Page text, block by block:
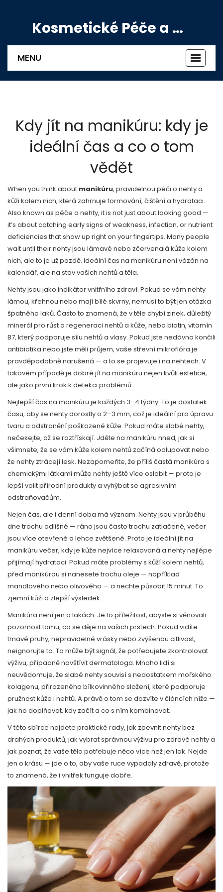
Kosmetické Péče a Výživové Doplňky
MENU
Kdy jít na manikúru: kdy je
ideální čas a co o tom
vědět
When you think about manikúru, pravidelnou péči o nehty a
kůži kolem nich, která zahrnuje formování, čištění a hydrataci.
Also known as péče o nehty, it is not just about looking good —
it’s about catching early signs of weakness, infection, or nutrient
deficiencies that show up right on your fingertips. Many people
wait until their nehty jsou lámavé nebo zčervenalá kůže kolem
nich, ale to je už pozdě. Ideální čas na manikúru není vázán na
kalendář, ale na stav vašich nehtů a těla.
Nehty jsou jako indikátor vnitřního zdraví. Pokud se vám nehty
lámou, křehnou nebo mají bílé skvrny, nemusí to být jen otázka
špatného laků. Často to znamená, že v těle chybí zinek, důležitý
minerál pro růst a regeneraci nehtů a kůže, nebo biotin, vitamín
B7, který podporuje sílu nehtů a vlasy. Pokud jste nedávno končili
antibiotika nebo jste měli průjem, vaše střevní mikroflóra je
pravděpodobně narušená — a to se projevuje i na nehtech. V
takovém případě je dobré jít na manikúru nejen kvůli estetice,
ale jako první krok k detekci problémů.
Nejlepší čas na manikúru je každých 3–4 týdny. To je dostatek
času, aby se nehty dorostly o 2–3 mm, což je ideální pro úpravu
tvaru a odstranění poškozené kůže. Pokud máte slabé nehty,
nečekejte, až se roztřískají. Jděte na manikúru hned, jak si
všimnete, že se vám kůže kolem nehtů začíná odlupovat nebo
že nehty ztrácejí lesk. Nezapomeňte, že příliš častá manikúra s
chemickými látkami může nehty ještě více oslabit — proto je
lepší volit přírodní produkty a vyhýbat se agresivním
odstraňovačům.
Nejen čas, ale i denní doba má význam. Nehty jsou v průběhu
dne trochu odlišné — ráno jsou často trochu zatlačené, večer
jsou více otevřené a lehce zvětšené. Proto je ideální jít na
manikúru večer, kdy je kůže nejvíce relaxovaná a nehty nejlépe
přijímají hydrataci. Pokud máte problémy s kůží kolem nehtů,
před manikúrou si nanesete trochu oleje — například
mandlového nebo olivového — a nechte působit 15 minut. To
zjemní kůži a zlepší výsledek.
Manikúra není jen o lakách. Je to příležitost, abyste si věnovali
pozornost tomu, co se děje na vašich prstech. Pokud vidíte
tmavé pruhy, nepravidelné vrásky nebo zvýšenou citlivost,
neignorujte to. To může být signál, že potřebujete zkontrolovat
výživu, případně navštívit dermatologa. Mnoho lidí si
neuvědomuje, že slabé nehty souvisí s nedostatkem mořského
kolagenu, přirozeného bílkovinného složení, které podporuje
pružnost kůže i nehtů. A právě o tom se dozvíte v článcích níže —
jak ho doplňovat, kdy začít a co s ním kombinovat.
V této sbírce najdete praktické rady, jak zpevnit nehty bez
drahých produktů, jak vybrat správnou výživu pro zdravé nehty a
jak poznat, že vaše tělo potřebuje něco více než jen lak. Nejde
jen o krásu — jde o to, aby vaše ruce vypadaly zdravě, protože
to znamená, že i vnitřek funguje dobře.